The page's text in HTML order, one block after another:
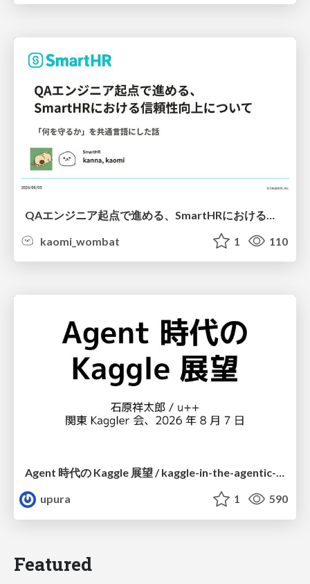
kaomi_wombat
1 110
Agent 時代の Kaggle 展望 / kaggle-in-the-agentic-era
upura
1 590
Featured